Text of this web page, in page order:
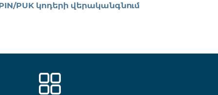
PUK կոդերի վերականգնում